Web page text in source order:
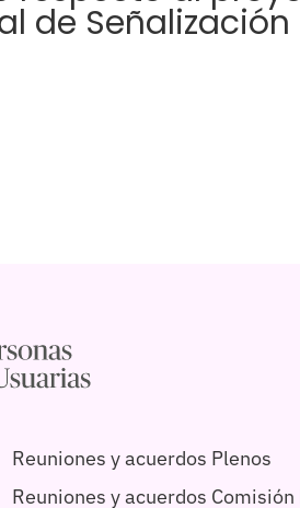
de Señalización
Reuniones y acuerdos Plenos
Reuniones y acuerdos